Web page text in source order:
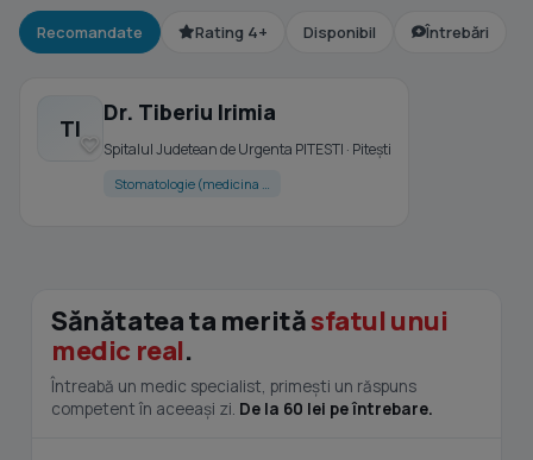
Recomandate Rating 4+ Disponibil Întrebări
TI
Dr. Tiberiu Irimia
Spitalul Judetean de Urgenta PITESTI · Piteşti
Stomatologie (medicina …
Sănătatea ta merităsfatul unui
medic real.
Întreabă un medic specialist, primești un răspuns
competent în aceeași zi. De la 60 lei pe întrebare.